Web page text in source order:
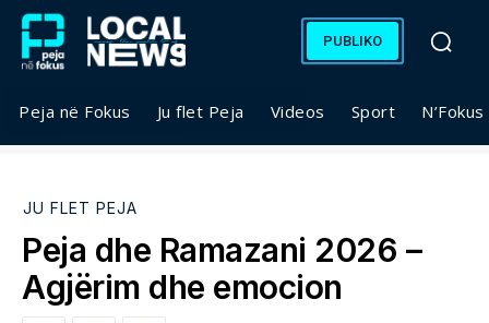
PUBLIKO
Peja në Fokus Ju flet Peja Videos Sport
JU FLET PEJA
Peja dhe Ramazani 2026 –
Agjërim dhe emocion